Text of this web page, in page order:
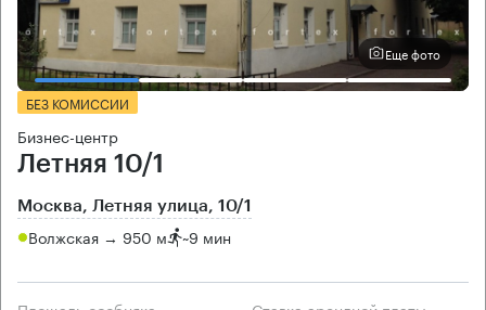
Еще фото
БЕЗ КОМИССИИ
Бизнес-центр
Летняя 10/1
Москва, Летняя улица, 10/1
Волжская → 950 м ~9 мин